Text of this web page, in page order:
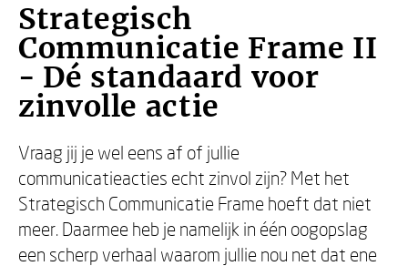
Strategisch
Communicatie Frame II
- Dé standaard voor
zinvolle actie
Vraag jij je wel eens af of jullie
communicatieacties echt zinvol zijn? Met het
Strategisch Communicatie Frame hoeft dat niet
meer. Daarmee heb je namelijk in één oogopslag
een scherp verhaal waarom jullie nou net dat ene